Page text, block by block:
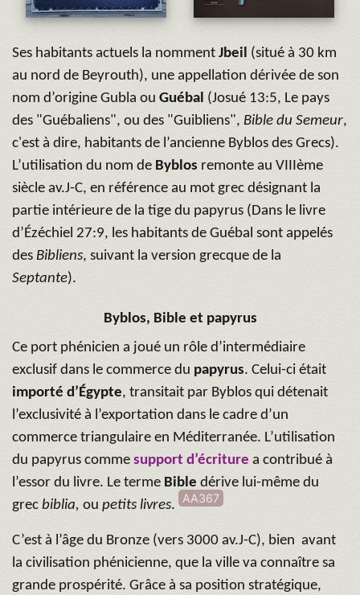
Ses habitants actuels la nomment Jbeil (situé à 30 km
au nord de Beyrouth), une appellation dérivée de son
nom d’origine Gubla ou Guébal (Josué 13:5, Le pays
des "Guébaliens", ou des "Guibliens", Bible du Semeur,
c'est à dire, habitants de l’ancienne Byblos des Grecs).
L’utilisation du nom de Byblos remonte au VIIIème
siècle av.J-C, en référence au mot grec désignant la
partie intérieure de la tige du papyrus (Dans le livre
d’Ézéchiel 27:9, les habitants de Guébal sont appelés
des Bibliens, suivant la version grecque de la
Septante).
Byblos, Bible et papyrus
Ce port phénicien a joué un rôle d’intermédiaire
exclusif dans le commerce du papyrus. Celui-ci était
importé d’Égypte, transitait par Byblos qui détenait
l’exclusivité à l’exportation dans le cadre d’un
commerce triangulaire en Méditerranée. L’utilisation
du papyrus comme support d’écriture a contribué à
l’essor du livre. Le terme Bible dérive lui-même du
grec biblia, ou petits livres. AA367
C’est à l’âge du Bronze (vers 3000 av.J-C), bien avant
la civilisation phénicienne, que la ville va connaître sa
grande prospérité. Grâce à sa position stratégique,